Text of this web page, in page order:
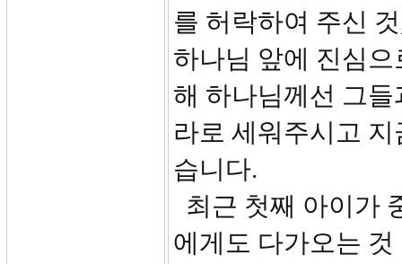
를 허락하여 주신
하나님 앞에 진심
해 하나님께선 그
라로 세워주시고
습니다.
최근 첫째 아이가
에게도 다가오는